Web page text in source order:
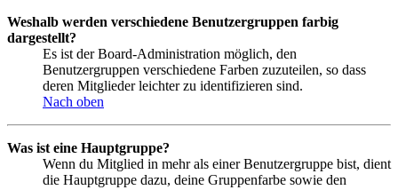
Weshalb werden verschiedene Benutzergruppen farbig
dargestellt?
Es ist der Board-Administration möglich, den
Benutzergruppen verschiedene Farben zuzuteilen, so dass
deren Mitglieder leichter zu identifizieren sind.
Nach oben
Was ist eine Hauptgruppe?
Wenn du Mitglied in mehr als einer Benutzergruppe bist, dient
die Hauptgruppe dazu, deine Gruppenfarbe sowie den